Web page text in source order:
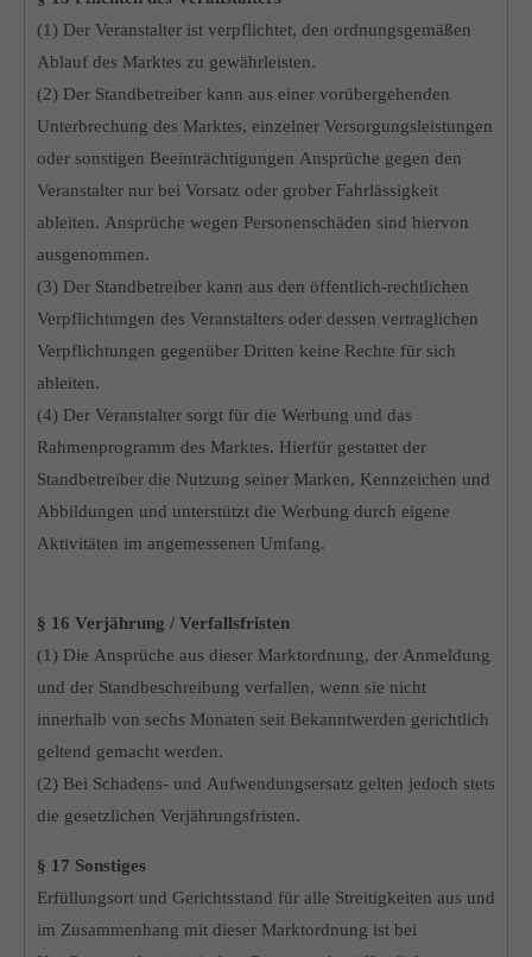
(1) Der Veranstalter ist verpflichtet, den ordnungsgemäßen
Ablauf des Marktes zu gewährleisten.
(2) Der Standbetreiber kann aus einer vorübergehenden
Unterbrechung des Marktes, einzelner Versorgungsleistungen
oder sonstigen Beeinträchtigungen Ansprüche gegen den
Veranstalter nur bei Vorsatz oder grober Fahrlässigkeit
ableiten. Ansprüche wegen Personenschäden sind hiervon
ausgenommen.
(3) Der Standbetreiber kann aus den öffentlich-rechtlichen
Verpflichtungen des Veranstalters oder dessen vertraglichen
Verpflichtungen gegenüber Dritten keine Rechte für sich
ableiten.
(4) Der Veranstalter sorgt für die Werbung und das
Rahmenprogramm des Marktes. Hierfür gestattet der
Standbetreiber die Nutzung seiner Marken, Kennzeichen und
Abbildungen und unterstützt die Werbung durch eigene
Aktivitäten im angemessenen Umfang.
§ 16 Verjährung / Verfallsfristen
(1) Die Ansprüche aus dieser Marktordnung, der Anmeldung
und der Standbeschreibung verfallen, wenn sie nicht
innerhalb von sechs Monaten seit Bekanntwerden gerichtlich
geltend gemacht werden.
(2) Bei Schadens- und Aufwendungsersatz gelten jedoch stets
die gesetzlichen Verjährungsfristen.
§ 17 Sonstiges
Erfüllungsort und Gerichtsstand für alle Streitigkeiten aus und
im Zusammenhang mit dieser Marktordnung ist bei